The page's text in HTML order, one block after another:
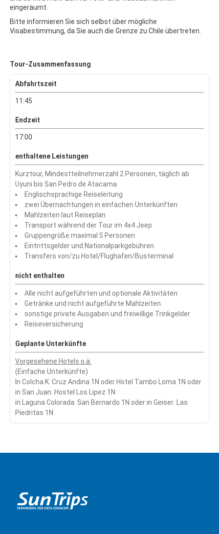
eingeräumt.
Bitte informieren Sie sich selbst über mögliche
Visabestimmung, da Sie auch die Grenze zu Chile übertreten.
Tour-Zusammenfassung
Abfahrtszeit
11:45
Endzeit
17:00
enthaltene Leistungen
Kurztour, Mindestteilnehmerzahl 2 Personen, täglich ab
Uyuni bis San Pedro de Atacama
Englischsprachige Reiseleitung
zwei Übernachtungen in einfachen Unterkünften
Mahlzeiten laut Reiseplan
Transport während der Tour im 4x4 Jeep
Gruppengröße maximal 5 Personen
Eintrittsgelder und Nationalparkgebühren
Transfers von/zu Hotel/Flughafen/Busterminal
nicht enthalten
Alle nicht aufgeführten und optionale Aktivitäten
Getränke und nicht aufgeführte Mahlzeiten
sonstige private Ausgaben und freiwillige Trinkgelder
Reiseversicherung
Geplante Unterkünfte
Vorgesehene Hotels o.ä:
(Einfache Unterkünfte)
In Colcha K: Cruz Andina 1N oder Hotel Tambo Loma 1N oder
in San Juan: Hostel Los Lipez 1N
in Laguna Colorada: San Bernardo 1N oder in Geiser: Las
Piedritas 1N